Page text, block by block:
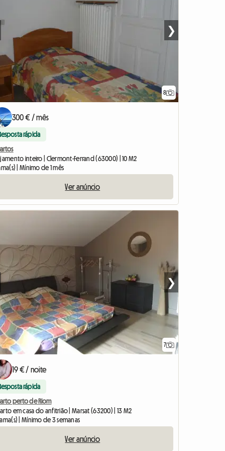
8
❯
300 € / mês
rápida
inteiro | Clermont-Ferrand (63000) | 10 M2
| Mínimo de 1 mês
Ver anúncio
7
❯
19 € / noite
rápida
perto de Riom
em casa do anfitrião | Marsat (63200) | 13 M2
| Mínimo de 3 semanas
Ver anúncio